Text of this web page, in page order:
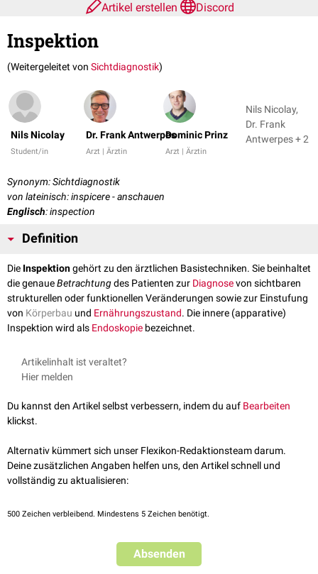
Artikel erstellen
Discord
Inspektion
(Weitergeleitet von Sichtdiagnostik)
Nils Nicolay
Student/in
Dr. Frank Antwerpes
Arzt | Ärztin
Dominic Prinz
Arzt | Ärztin
Nils Nicolay,
Dr. Frank
Antwerpes + 2
Synonym: Sichtdiagnostik
von lateinisch: inspicere - anschauen
Englisch: inspection
Definition
Die Inspektiongehört zu den ärztlichen Basistechniken. Sie beinhaltet
die genaueBetrachtungdes Patienten zur Diagnosevon sichtbaren
strukturellen oder funktionellen Veränderungen sowie zur Einstufung
von Körperbau und Ernährungszustand. Die innere (apparative)
Inspektion wird als Endoskopie bezeichnet.
Artikelinhalt ist veraltet?
Hier melden
Du kannst den Artikel selbst verbessern, indem du auf Bearbeiten
klickst.
Alternativ kümmert sich unser Flexikon-Redaktionsteam darum.
Deine zusätzlichen Angaben helfen uns, den Artikel schnell und
vollständig zu aktualisieren:
500 Zeichen verbleibend. Mindestens 5 Zeichen benötigt.
Absenden